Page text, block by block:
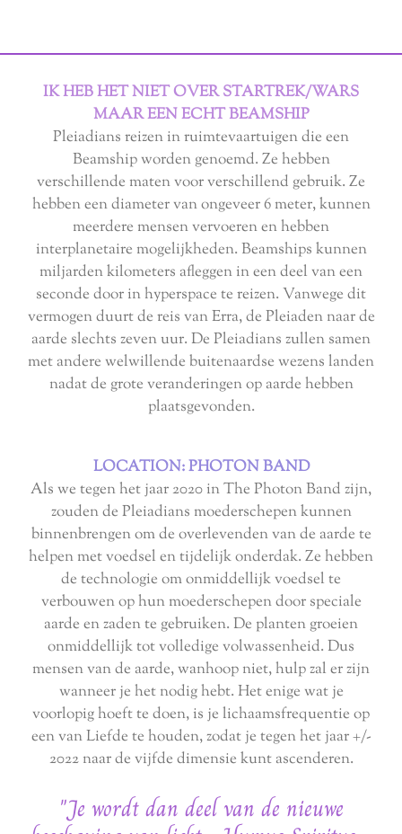
IK HEB HET NIET OVER STARTREK/WARS
MAAR EEN ECHT BEAMSHIP
Pleiadians reizen in ruimtevaartuigen die een
Beamship worden genoemd. Ze hebben
verschillende maten voor verschillend gebruik. Ze
hebben een diameter van ongeveer 6 meter, kunnen
meerdere mensen vervoeren en hebben
interplanetaire mogelijkheden. Beamships kunnen
miljarden kilometers afleggen in een deel van een
seconde door in hyperspace te reizen. Vanwege dit
vermogen duurt de reis van Erra, de Pleiaden naar de
aarde slechts zeven uur. De Pleiadians zullen samen
met andere welwillende buitenaardse wezens landen
nadat de grote veranderingen op aarde hebben
plaatsgevonden.
LOCATION: PHOTON BAND
Als we tegen het jaar 2020 in The Photon Band zijn,
zouden de Pleiadians moederschepen kunnen
binnenbrengen om de overlevenden van de aarde te
helpen met voedsel en tijdelijk onderdak. Ze hebben
de technologie om onmiddellijk voedsel te
verbouwen op hun moederschepen door speciale
aarde en zaden te gebruiken. De planten groeien
onmiddellijk tot volledige volwassenheid. Dus
mensen van de aarde, wanhoop niet, hulp zal er zijn
wanneer je het nodig hebt. Het enige wat je
voorlopig hoeft te doen, is je lichaamsfrequentie op
een van Liefde te houden, zodat je tegen het jaar +/-
2022 naar de vijfde dimensie kunt ascenderen.
"Je wordt dan deel van de nieuwe